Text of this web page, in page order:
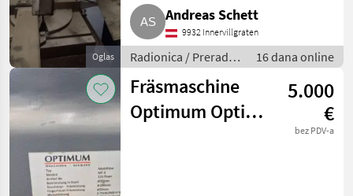
Oglas
Andreas Schett
9932 Innervillgraten
Radionica / Prerada
metala
16 dana online
Fräsmaschine
Optimum Opti
5.000
€
bez PDV-a